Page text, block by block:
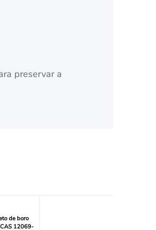
preservar a
de boro
12069-